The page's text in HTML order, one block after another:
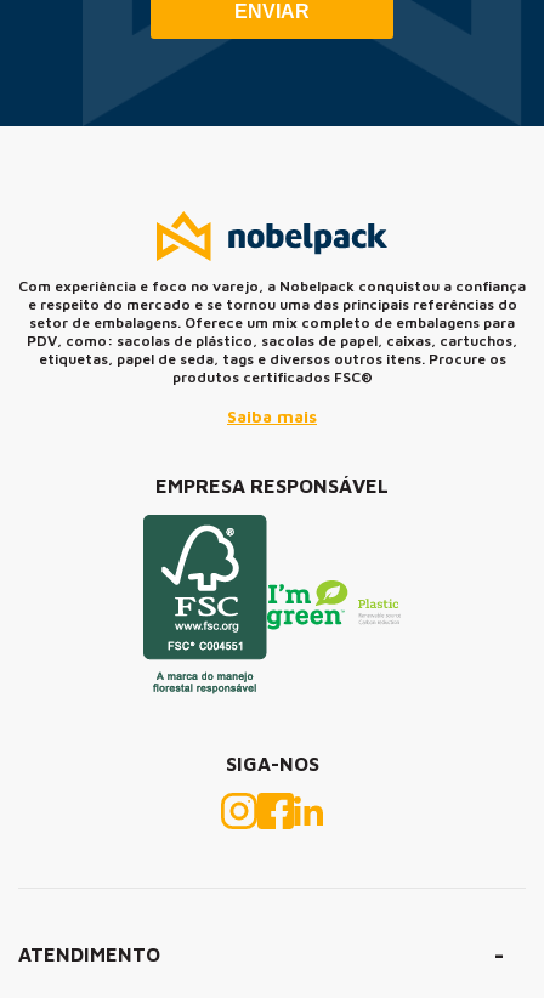
ENVIAR
Com experiência e foco no varejo, a Nobelpack conquistou a confiança
e respeito do mercado e se tornou uma das principais referências do
setor de embalagens. Oferece um mix completo de embalagens para
PDV, como: sacolas de plástico, sacolas de papel, caixas, cartuchos,
etiquetas, papel de seda, tags e diversos outros itens. Procure os
produtos certificados FSC®
Saiba mais
EMPRESA RESPONSÁVEL
SIGA-NOS
ATENDIMENTO